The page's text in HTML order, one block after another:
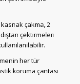
çakma, 2
çektirmeleri
her tür
koruma çantası